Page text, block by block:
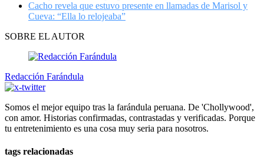
Cacho revela que estuvo presente en llamadas de Marisol y
Cueva: “Ella lo relojeaba”
SOBRE EL AUTOR
Redacción Farándula
Somos el mejor equipo tras la farándula peruana. De 'Chollywood',
con amor. Historias confirmadas, contrastadas y verificadas. Porque
tu entretenimiento es una cosa muy seria para nosotros.
tags relacionadas